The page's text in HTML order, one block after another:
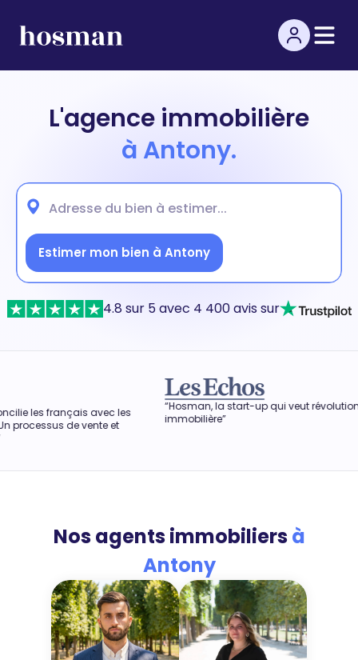
L'agence immobilière
à Antony.
Estimer mon bien à Antony
4.8 sur 5 avec 4 400 avis sur
les
et
“Hosman, la start-up qui veut révolutionner l'agence
immobilière”
Nos agents immobiliersà
Antony